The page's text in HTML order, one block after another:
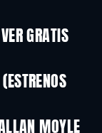
GRATIS
MOYLE